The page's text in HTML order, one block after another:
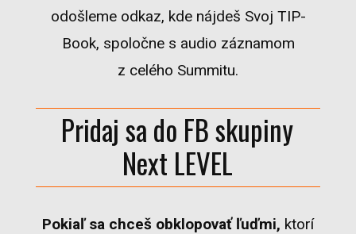
odošleme odkaz, kde nájdeš Svoj TIP-
Book, spoločne s audio záznamom
z celého Summitu.
Pridaj sa do FB skupiny
Next LEVEL
Pokiaľ sa chceš obklopovať ľuďmi, ktorí